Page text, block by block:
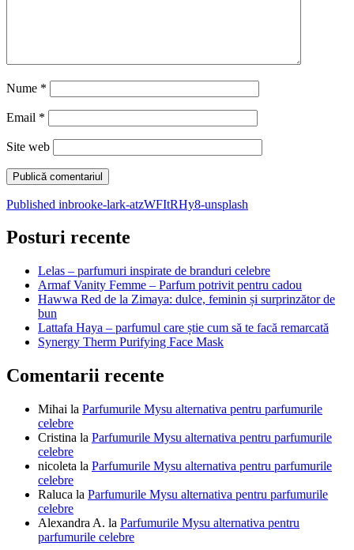
Nume *
Email *
Site web
Navigare
în
articole
Published inbrooke-lark-atzWFItRHy8-unsplash
Posturi recente
Lelas – parfumuri inspirate de branduri celebre
Armaf Vanity Femme – Parfum potrivit pentru cadou
Hawwa Red de la Zimaya: dulce, feminin și surprinzător de
bun
Lattafa Haya – parfumul care știe cum să te facă remarcată
Synergy Therm Purifying Face Mask
Comentarii recente
Mihai la Parfumurile Mysu alternativa pentru parfumurile
celebre
Cristina la Parfumurile Mysu alternativa pentru parfumurile
celebre
nicoleta la Parfumurile Mysu alternativa pentru parfumurile
celebre
Raluca la Parfumurile Mysu alternativa pentru parfumurile
celebre
Alexandra A. la Parfumurile Mysu alternativa pentru
parfumurile celebre